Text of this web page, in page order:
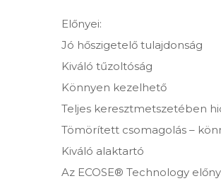
Előnyei:
Jó hőszigetelő tulajdonság
Kiváló tűzoltóság
Könnyen kezelhető
Teljes keresztmetszetében
Tömörített csomagolás –
Kiváló alaktartó
Az ECOSE® Technology